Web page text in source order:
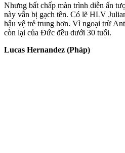
Nhưng bất chấp màn trình diễn ấn
này vẫn bị gạch tên. Có lẽ HLV
hậu vệ trẻ trung hơn. Vì ngoại trừ
còn lại của Đức đều dưới 30 tuổi.
Lucas Hernandez (Pháp)